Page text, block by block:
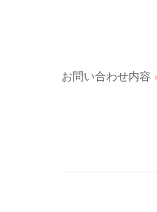
お問い合わせ内容